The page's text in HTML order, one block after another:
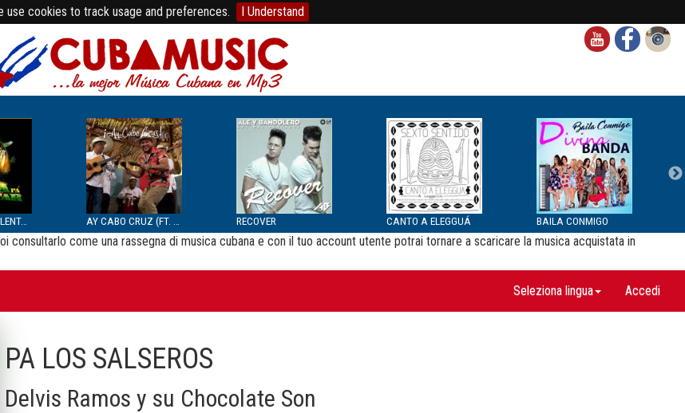
use cookies to track usage and preferences. I Understand
BOMBA PA CALENTAR RECOVER CANTO A ELEGGUÁ BAILA CONMIGO
come una rassegna di musica cubana e con il tuo account utente potrai tornare a scaricare la musica acquistata in
Seleziona lingua Accedi
PA LOS SALSEROS
Delvis Ramos y su Chocolate Son